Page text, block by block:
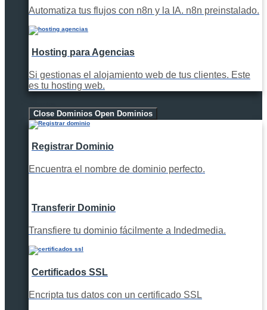
Automatiza tus flujos con n8n y la IA. n8n preinstalado.
Hosting para Agencias
Si gestionas el alojamiento web de tus clientes. Este
es tu hosting web.
Close Dominios Open Dominios
Registrar Dominio
Encuentra el nombre de dominio perfecto.
Transferir Dominio
Transfiere tu dominio fácilmente a Indedmedia.
Certificados SSL
Encripta tus datos con un certificado SSL